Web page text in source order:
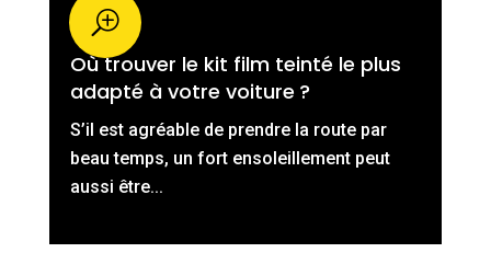
Où trouver le kit film teinté le plus
adapté à votre voiture ?
S’il est agréable de prendre la route par
beau temps, un fort ensoleillement peut
aussi être...